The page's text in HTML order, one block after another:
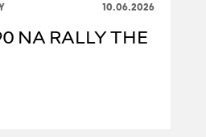
10.06.2026
NA RALLY THE